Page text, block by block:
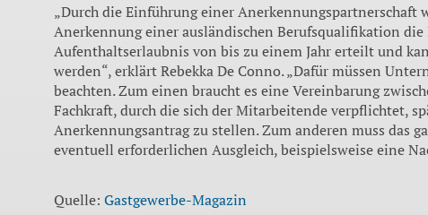
„Durch die Einführung einer Anerkennungspartnerschaft
Anerkennung einer ausländischen Berufsqualifikation
Aufenthaltserlaubnis von bis zu einem Jahr erteilt und
werden“, erklärt Rebekka De Conno. „Dafür müssen
beachten. Zum einen braucht es eine Vereinbarung
Fachkraft, durch die sich der Mitarbeitende verpflichtet,
Anerkennungsantrag zu stellen. Zum anderen muss das
eventuell erforderlichen Ausgleich, beispielsweise eine
Quelle: Gastgewerbe-Magazin